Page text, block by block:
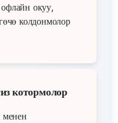
окуу,
колдонмолор
котормолор
менен